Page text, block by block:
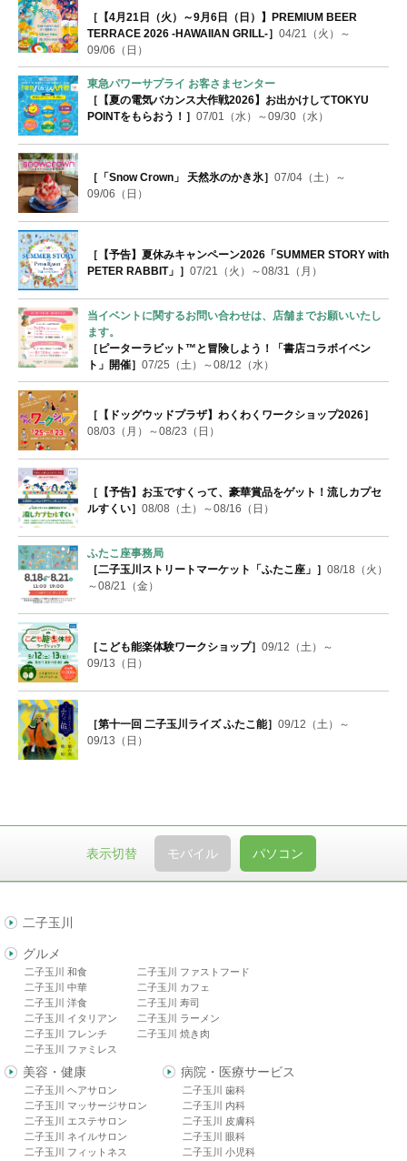
［【4月21日（火）～9月6日（日）】PREMIUM BEER
TERRACE 2026 -HAWAIIAN GRILL-］ 04/21（火）～
09/06（日）
東急パワーサプライ お客さまセンター
［【夏の電気バカンス大作戦2026】お出かけしてTOKYU
POINTをもらおう！］ 07/01（水）～09/30（水）
［「Snow Crown」 天然氷のかき氷］ 07/04（土）～
09/06（日）
［【予告】夏休みキャンペーン2026「SUMMER STORY with
PETER RABBIT」］ 07/21（火）～08/31（月）
当イベントに関するお問い合わせは、店舗までお願いいたし
ます。
［ピーターラビット™と冒険しよう！「書店コラボイベン
ト」開催］ 07/25（土）～08/12（水）
［【ドッグウッドプラザ】わくわくワークショップ2026］
08/03（月）～08/23（日）
［【予告】お玉ですくって、豪華賞品をゲット！流しカプセ
ルすくい］ 08/08（土）～08/16（日）
ふたこ座事務局
［二子玉川ストリートマーケット「ふたこ座」］ 08/18（火）
～08/21（金）
［こども能楽体験ワークショップ］ 09/12（土）～
09/13（日）
［第十一回 二子玉川ライズ ふたこ能］ 09/12（土）～
09/13（日）
表示切替 モバイル パソコン
二子玉川
グルメ
二子玉川 和食
二子玉川 中華
二子玉川 洋食
二子玉川 イタリアン
二子玉川 フレンチ
二子玉川 ファミレス
二子玉川 ファストフード
二子玉川 カフェ
二子玉川 寿司
二子玉川 ラーメン
二子玉川 焼き肉
美容・健康
二子玉川 ヘアサロン
二子玉川 マッサージサロン
二子玉川 エステサロン
二子玉川 ネイルサロン
二子玉川 フィットネス
病院・医療サービス
二子玉川 歯科
二子玉川 内科
二子玉川 皮膚科
二子玉川 眼科
二子玉川 小児科